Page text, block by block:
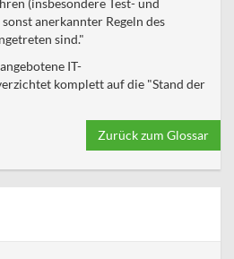
(insbesondere Test- und
anerkannter Regeln des
sind."
IT-
komplett auf die "Stand der
Zurück zum Glossar